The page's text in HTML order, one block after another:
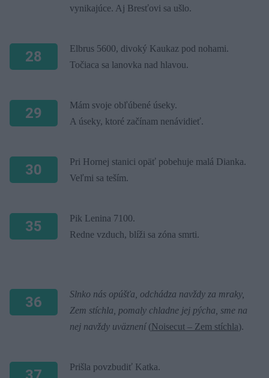
vynikajúce. Aj Bresťovi sa ušlo.
28
Elbrus 5600, divoký Kaukaz pod nohami.
Točiaca sa lanovka nad hlavou.
29
Mám svoje obľúbené úseky.
A úseky, ktoré začínam nenávidieť.
30
Pri Hornej stanici opäť pobehuje malá Dianka.
Veľmi sa teším.
35
Pik Lenina 7100.
Redne vzduch, blíži sa zóna smrti.
36
Slnko nás opúšťa, odchádza navždy za mraky,
Zem stíchla, pomaly chladne jej pýcha, sme na
nej navždy uväznení(Noisecut – Zem stíchla).
Prišla povzbudiť Katka.